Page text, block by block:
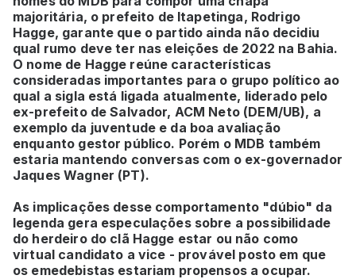
majoritária, o prefeito de Itapetinga, Rodrigo
Hagge, garante que o partido ainda não decidiu
qual rumo deve ter nas eleições de 2022 na Bahia.
O nome de Hagge reúne características
consideradas importantes para o grupo político ao
qual a sigla está ligada atualmente, liderado pelo
ex-prefeito de Salvador, ACM Neto (DEM/UB), a
exemplo da juventude e da boa avaliação
enquanto gestor público. Porém o MDB também
estaria mantendo conversas com o ex-governador
Jaques Wagner (PT).
As implicações desse comportamento "dúbio" da
legenda gera especulações sobre a possibilidade
do herdeiro do clã Hagge estar ou não como
virtual candidato a vice - provável posto em que
os emedebistas estariam propensos a ocupar.